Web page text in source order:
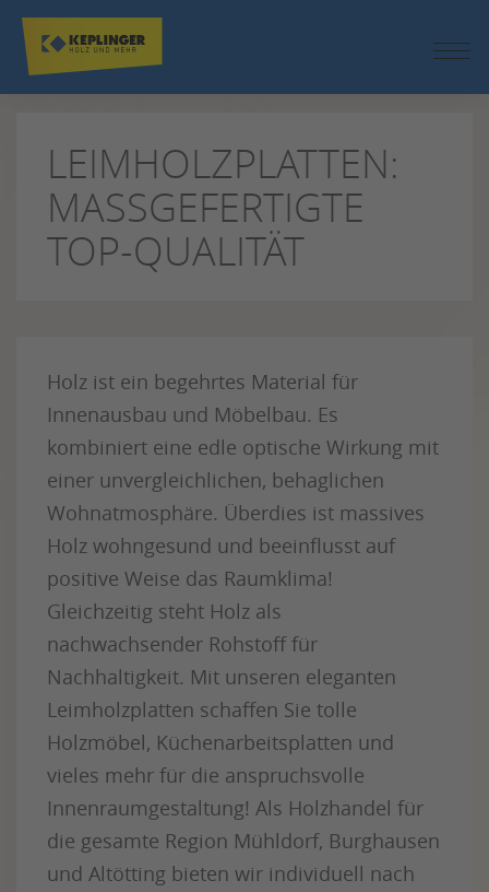
ZUM
SEITENINHALT
SPRINGEN
LEIMHOLZPLATTEN:
MASSGEFERTIGTE T
OP-QUALITÄT
Holz ist ein begehrtes Material für
Innenausbau und Möbelbau. Es
kombiniert eine edle optische Wirkung mit
einer unvergleichlichen, behaglichen
Wohnatmosphäre. Überdies ist massives
Holz wohngesund und beeinflusst auf
positive Weise das Raumklima!
Gleichzeitig steht Holz als
nachwachsender Rohstoff für
Nachhaltigkeit. Mit unseren eleganten
Leimholzplatten schaffen Sie tolle
Holzmöbel, Küchenarbeitsplatten und
vieles mehr für die anspruchsvolle
Innenraumgestaltung! Als Holzhandel für
die gesamte Region Mühldorf, Burghausen
und Altötting bieten wir individuell nach